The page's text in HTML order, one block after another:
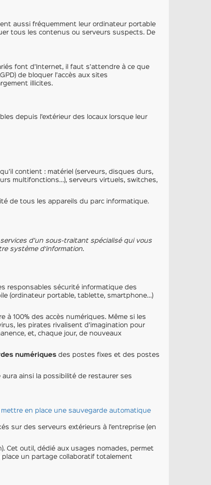
aussi fréquemment leur ordinateur portable
tous les contenus ou serveurs suspects. De
font d’Internet, il faut s’attendre à ce que
de bloquer l’accès aux sites
illicites.
depuis l’extérieur des locaux lorsque leur
contient : matériel (serveurs, disques durs,
multifonctions…), serveurs virtuels, switches,
de tous les appareils du parc informatique.
d’un sous-traitant spécialisé qui vous
système d‘information.
responsables sécurité informatique des
(ordinateur portable, tablette, smartphone…)
à 100% des accès numériques. Même si les
les pirates rivalisent d’imagination pour
et, chaque jour, de nouveaux
numériques des postes fixes et des postes
aura ainsi la possibilité de restaurer ses
en place une sauvegarde automatique
sur des serveurs extérieurs à l’entreprise (en
Cet outil, dédié aux usages nomades, permet
un partage collaboratif totalement